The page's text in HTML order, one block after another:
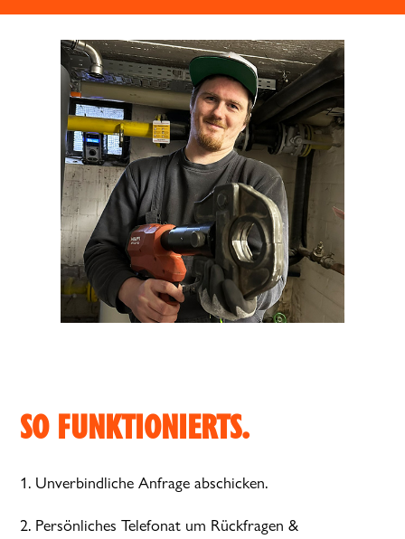
SO FUNKTIONIERTS.
1. Unverbindliche Anfrage abschicken.
2. Persönliches Telefonat um Rückfragen &